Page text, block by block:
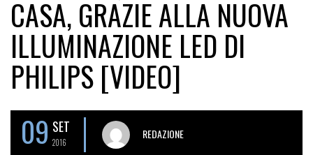
CASA, GRAZIE ALLA NUOVA
ILLUMINAZIONE LED DI
PHILIPS [VIDEO]
09 SET
2016
REDAZIONE